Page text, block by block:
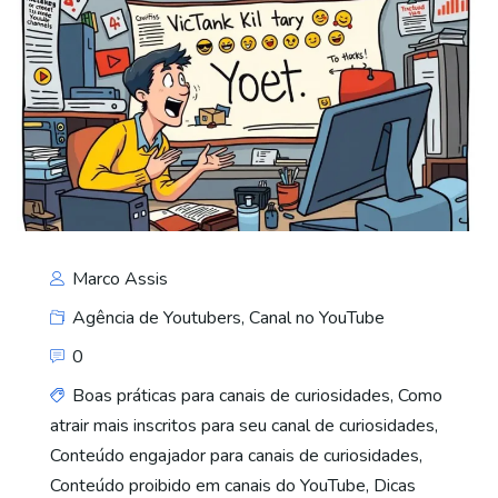
Marco Assis
Agência de Youtubers, Canal no YouTube
0
Boas práticas para canais de curiosidades, Como
atrair mais inscritos para seu canal de curiosidades,
Conteúdo engajador para canais de curiosidades,
Conteúdo proibido em canais do YouTube, Dicas